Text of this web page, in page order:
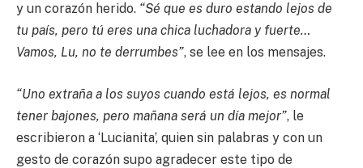
y un corazón herido. “Sé que es duro estando lejos de
tu país, pero tú eres una chica luchadora y fuerte…
Vamos, Lu, no te derrumbes”, se lee en los mensajes.
“Uno extraña a los suyos cuando está lejos, es normal
tener bajones, pero mañana será un día mejor”, le
escribieron a ‘Lucianita’, quien sin palabras y con un
gesto de corazón supo agradecer este tipo de